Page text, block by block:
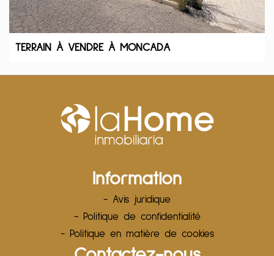
TERRAIN À VENDRE À MONCADA
Information
- Avis juridique
- Politique de confidentialité
- Politique en matière de cookies